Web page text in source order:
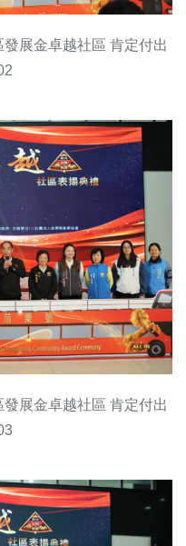
展金卓越社區 肯定付出
展金卓越社區 肯定付出